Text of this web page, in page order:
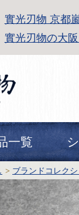
實光刃物 京都
實光刃物の大
一覧
ブランドコレク